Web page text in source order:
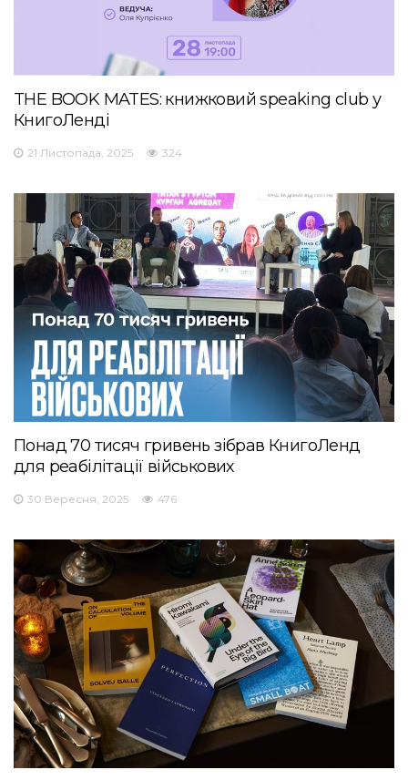
THE BOOK MATES: книжковий speaking club у
КнигоЛенді
21 Листопада, 2025 324
Понад 70 тисяч гривень зібрав КнигоЛенд
для реабілітації військових
30 Вересня, 2025 476